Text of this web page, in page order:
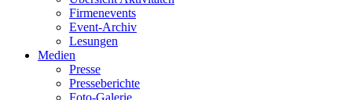
Firmenevents
Event-Archiv
Lesungen
Medien
Presse
Presseberichte